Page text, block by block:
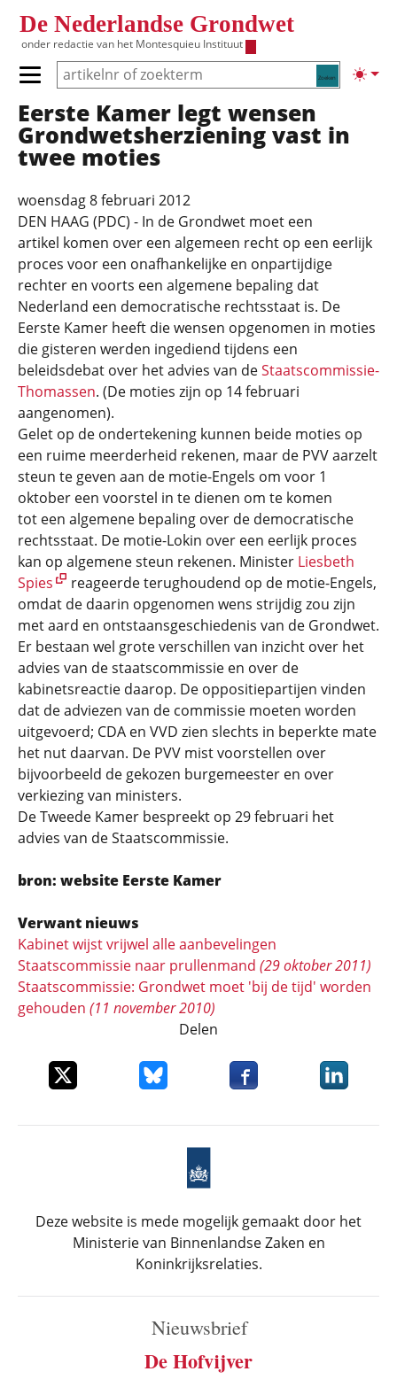
De Nederlandse Grondwet
onder redactie van het Montesquieu Instituut
Zoeken
Primair menu tonen/verbergen
Hoofdnavigatie
Eerste Kamer legt wensen
Grondwetsherziening vast in
twee moties
woensdag 8 februari 2012
DEN HAAG (PDC) - In de Grondwet moet een
artikel komen over een algemeen recht op een eerlijk
proces voor een onafhankelijke en onpartijdige
rechter en voorts een algemene bepaling dat
Nederland een democratische rechtsstaat is. De
Eerste Kamer heeft die wensen opgenomen in moties
die gisteren werden ingediend tijdens een
beleidsdebat over het advies van deStaatscommissie-
Thomassen. (De moties zijn op 14 februari
aangenomen).
Gelet op de ondertekening kunnen beide moties op
een ruime meerderheid rekenen, maar de PVV aarzelt
steun te geven aan de motie-Engels om voor 1
oktober een voorstel in te dienen om te komen
tot een algemene bepaling over de democratische
rechtsstaat. De motie-Lokin over een eerlijk proces
kan op algemene steun rekenen. Minister Liesbeth
Spies
reageerde terughoudend op de motie-Engels,
omdat de daarin opgenomen wens strijdig zou zijn
met aard en ontstaansgeschiedenis van de Grondwet.
Er bestaan wel grote verschillen van inzicht over het
advies van de staatscommissie en over de
kabinetsreactie daarop. De oppositiepartijen vinden
dat de adviezen van de commissie moeten worden
uitgevoerd; CDA en VVD zien slechts in beperkte mate
het nut daarvan. De PVV mist voorstellen over
bijvoorbeeld de gekozen burgemeester en over
verkiezing van ministers.
De Tweede Kamer bespreekt op 29 februari het
advies van de Staatscommissie.
bron: website Eerste Kamer
Verwant nieuws
Kabinet wijst vrijwel alle aanbevelingen
Staatscommissie naar prullenmand (29 oktober 2011)
Staatscommissie: Grondwet moet 'bij de tijd' worden
gehouden (11 november 2010)
Delen
Deel dit item op XDeel dit item op Bluesky
Deel dit item opDeel dit
Deze website is mede mogelijk gemaakt door het
Ministerie van Binnenlandse Zaken en
Koninkrijksrelaties.
Nieuwsbrief
De Hofvijver